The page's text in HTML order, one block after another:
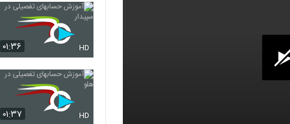
۰۱:۳۶ HD
۰۱:۳۷ HD